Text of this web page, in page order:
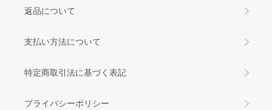
返品について
支払い方法について
特定商取引法に基づく表記
プライバシーポリシー